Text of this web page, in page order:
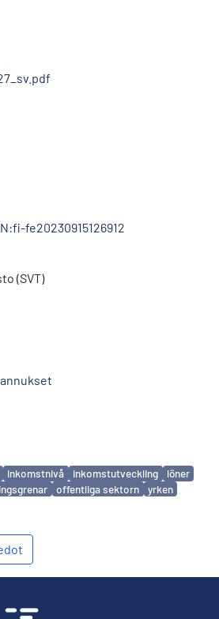
fe20230915126912
(SVT)
inkomstnivå inkomstutveckling
löner
offentliga sektorn yrken